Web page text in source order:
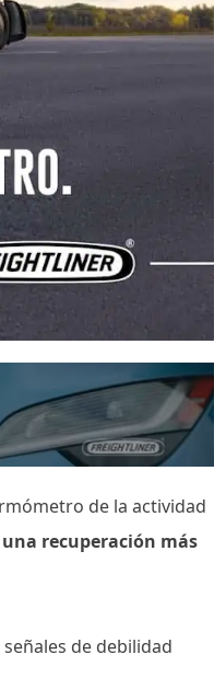
de la actividad
recuperación más
de debilidad